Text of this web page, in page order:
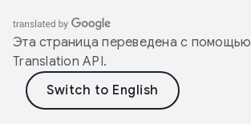
Эта страница переведена с помощью
Translation API.